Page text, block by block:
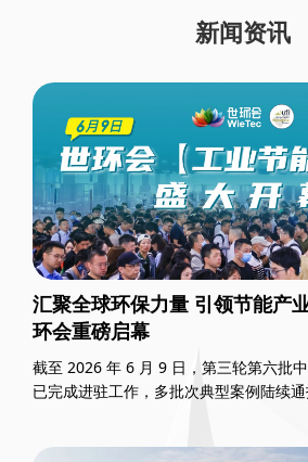
新闻资讯
汇聚全球环保力量 引领节能产
环会重磅启幕
截至 2026 年 6 月 9 日，第三轮第六批
已完成进驻工作，多批次典型案例陆续